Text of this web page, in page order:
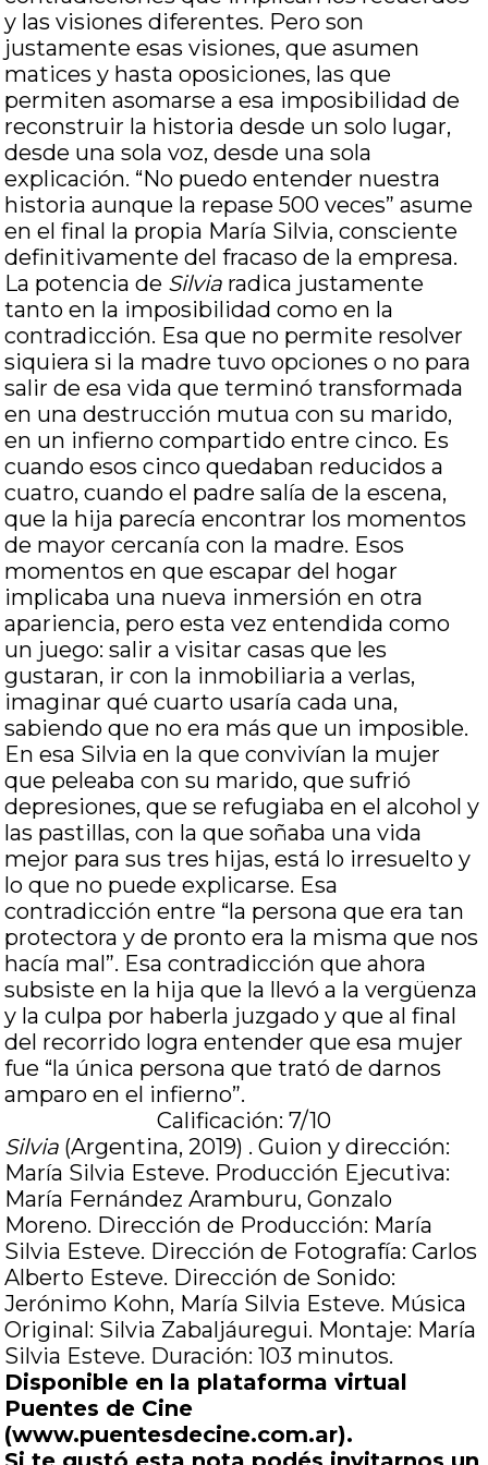
y las visiones diferentes. Pero son
justamente esas visiones, que asumen
matices y hasta oposiciones, las que
permiten asomarse a esa imposibilidad de
reconstruir la historia desde un solo lugar,
desde una sola voz, desde una sola
explicación. “No puedo entender nuestra
historia aunque la repase 500 veces” asume
en el final la propia María Silvia, consciente
definitivamente del fracaso de la empresa.
La potencia de Silvia radica justamente
tanto en la imposibilidad como en la
contradicción. Esa que no permite resolver
siquiera si la madre tuvo opciones o no para
salir de esa vida que terminó transformada
en una destrucción mutua con su marido,
en un infierno compartido entre cinco. Es
cuando esos cinco quedaban reducidos a
cuatro, cuando el padre salía de la escena,
que la hija parecía encontrar los momentos
de mayor cercanía con la madre. Esos
momentos en que escapar del hogar
implicaba una nueva inmersión en otra
apariencia, pero esta vez entendida como
un juego: salir a visitar casas que les
gustaran, ir con la inmobiliaria a verlas,
imaginar qué cuarto usaría cada una,
sabiendo que no era más que un imposible.
En esa Silvia en la que convivían la mujer
que peleaba con su marido, que sufrió
depresiones, que se refugiaba en el alcohol y
las pastillas, con la que soñaba una vida
mejor para sus tres hijas, está lo irresuelto y
lo que no puede explicarse. Esa
contradicción entre “la persona que era tan
protectora y de pronto era la misma que nos
hacía mal”. Esa contradicción que ahora
subsiste en la hija que la llevó a la vergüenza
y la culpa por haberla juzgado y que al final
del recorrido logra entender que esa mujer
fue “la única persona que trató de darnos
amparo en el infierno”.
Calificación: 7/10
Silvia (Argentina, 2019) . Guion y dirección:
María Silvia Esteve. Producción Ejecutiva:
María Fernández Aramburu, Gonzalo
Moreno. Dirección de Producción: María
Silvia Esteve. Dirección de Fotografía: Carlos
Alberto Esteve. Dirección de Sonido:
Jerónimo Kohn, María Silvia Esteve. Música
Original: Silvia Zabaljáuregui. Montaje: María
Silvia Esteve. Duración: 103 minutos.
Disponible en la plataforma virtual
Puentes de Cine
(www.puentesdecine.com.ar).